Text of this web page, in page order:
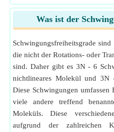
Was ist der
Schwingungsfreiheitsgrade
die nicht der Rotations- oder
sind. Daher gibt es 3N - 6
nichtlineares Molekül und
Diese Schwingungen
viele andere treffend
Moleküls. Diese
aufgrund der zahlreichen